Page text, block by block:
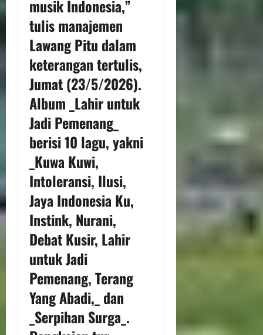
musik Indonesia,”
tulis manajemen
Lawang Pitu dalam
keterangan tertulis,
Jumat (23/5/2026).
Album _Lahir untuk
Jadi Pemenang_
berisi 10 lagu, yakni
_Kuwa Kuwi,
Intoleransi, Ilusi,
Jaya Indonesia Ku,
Instink, Nurani,
Debat Kusir, Lahir
untuk Jadi
Pemenang, Terang
Yang Abadi,_ dan
_Serpihan Surga_.